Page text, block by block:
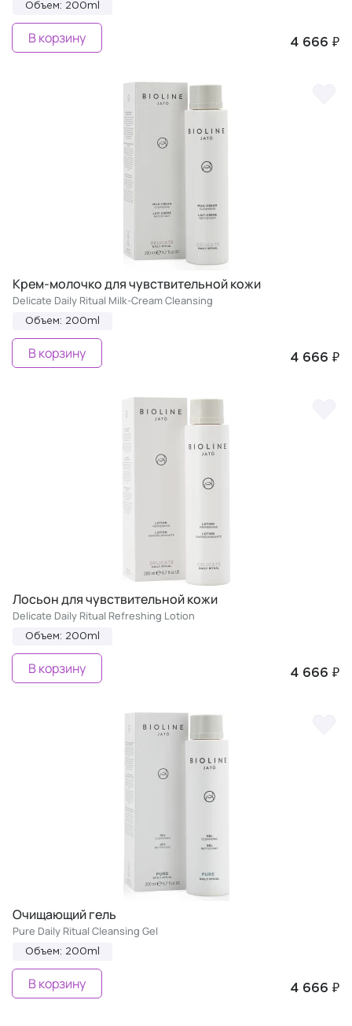
Объем: 200ml
4 666 ₽
В корзину
Крем-молочко для чувствительной кожи
Delicate Daily Ritual Milk-Сream Cleansing
Объем: 200ml
4 666 ₽
В корзину
Лосьон для чувствительной кожи
Delicate Daily Ritual Refreshing Lotion
Объем: 200ml
4 666 ₽
В корзину
Очищающий гель
Pure Daily Ritual Cleansing Gel
Объем: 200ml
4 666 ₽
В корзину